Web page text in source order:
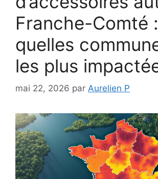
Franche-Comté :
quelles
les plus
mai 22, 2026 par Aurelien P